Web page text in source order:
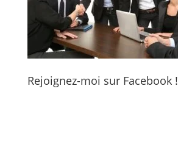
Rejoignez-moi sur Facebook !